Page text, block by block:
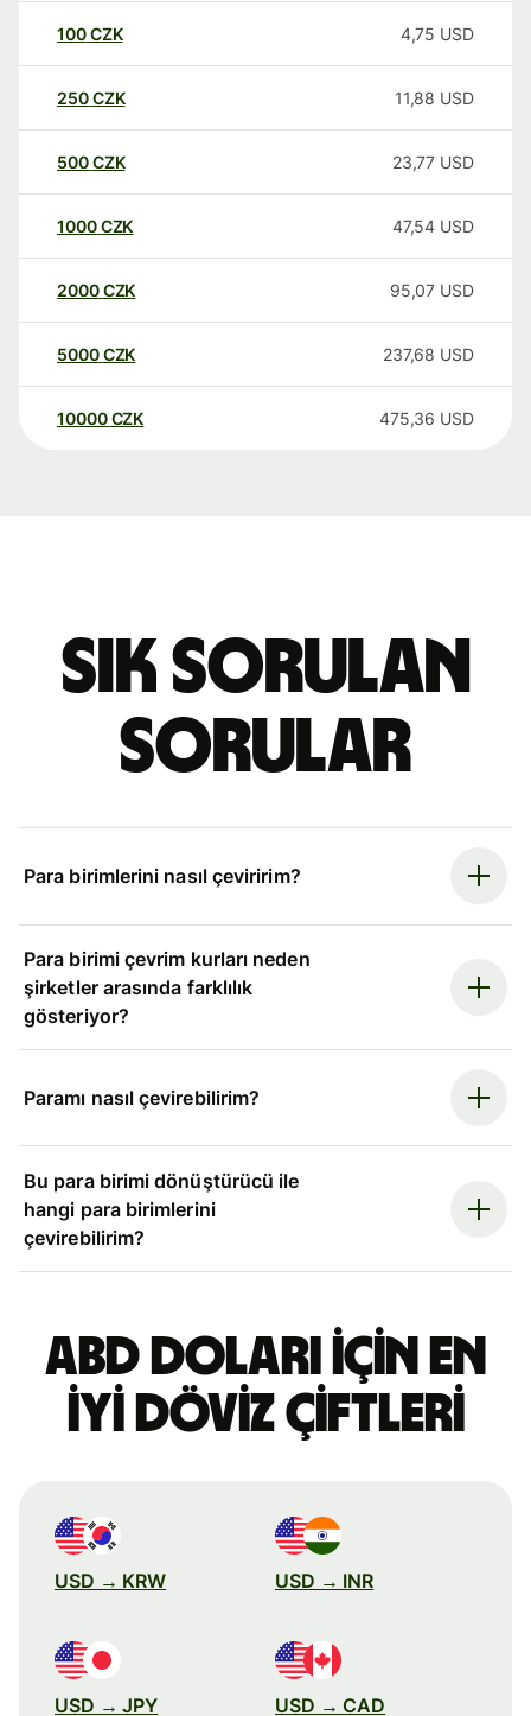
100CZK 4,75 USD
250CZK 11,88 USD
500CZK 23,77 USD
1000CZK 47,54 USD
2000CZK 95,07 USD
5000CZK 237,68 USD
10000 CZK 475,36 USD
Sık sorulan
sorular
Para birimlerini nasıl çeviririm?
Para birimi çevrim kurları neden
şirketler arasında farklılık
gösteriyor?
Paramı nasıl çevirebilirim?
Bu para birimi dönüştürücü ile
hangi para birimlerini
çevirebilirim?
ABD doları için en
iyi döviz çiftleri
USD → KRW USD → INR
USD → JPY USD → CAD